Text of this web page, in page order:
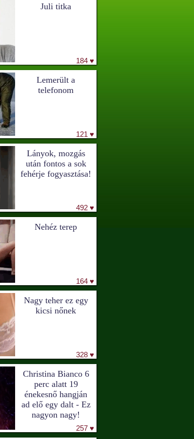
Juli titka
184 ♥
Lemerült a
telefonom
121 ♥
Lányok, mozgás
után fontos a sok
fehérje fogyasztása!
492 ♥
Nehéz terep
164 ♥
Nagy teher ez egy
kicsi nőnek
328 ♥
Christina Bianco 6
perc alatt 19
énekesnő hangján
ad elő egy dalt - Ez
nagyon nagy!
257 ♥